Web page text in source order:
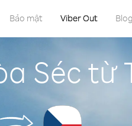
Bảo mật Viber Out Blog
Séc